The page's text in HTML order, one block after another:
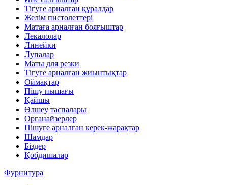
Тігуге арналған құралдар
Желім пистолеттері
Матаға арналған бояғыштар
Лекалолар
Линейки
Лупалар
Маты для резки
Тігуге арналған жиынтықтар
Оймақтар
Пішу пышағы
Қайшы
Өлшеу таспалары
Органайзерлер
Пішуге арналған керек-жарақтар
Шамдар
Біздер
Қобдишалар
Фурнитура